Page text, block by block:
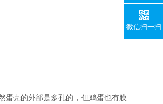
蛋壳的外部是多孔的，但鸡蛋也有膜
微信扫一扫